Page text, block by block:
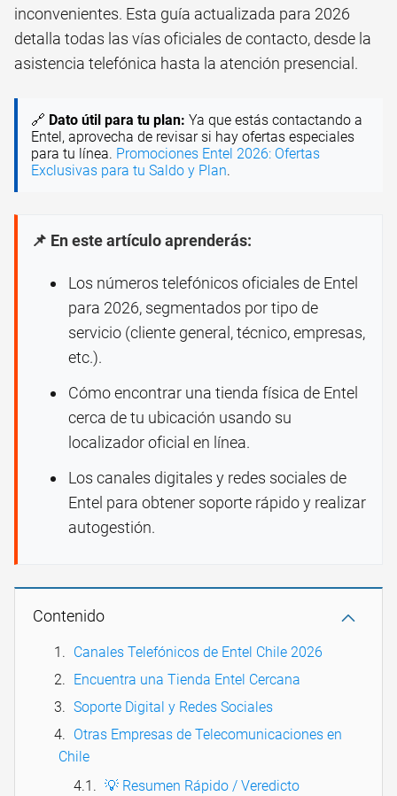
inconvenientes. Esta guía actualizada para 2026
detalla todas las vías oficiales de contacto, desde la
asistencia telefónica hasta la atención presencial.
🔗 Dato útil para tu plan: Ya que estás contactando a
Entel, aprovecha de revisar si hay ofertas especiales
para tu línea. Promociones Entel 2026: Ofertas
Exclusivas para tu Saldo y Plan.
📌 En este artículo aprenderás:
Los números telefónicos oficiales de Entel
para 2026, segmentados por tipo de
servicio (cliente general, técnico, empresas,
etc.).
Cómo encontrar una tienda física de Entel
cerca de tu ubicación usando su
localizador oficial en línea.
Los canales digitales y redes sociales de
Entel para obtener soporte rápido y realizar
autogestión.
Contenido
Canales Telefónicos de Entel Chile 2026
Encuentra una Tienda Entel Cercana
Soporte Digital y Redes Sociales
Otras Empresas de Telecomunicaciones en
Chile
💡 Resumen Rápido / Veredicto